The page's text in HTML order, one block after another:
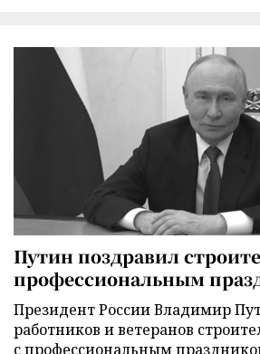
Путин поздравил
профессиональным
Президент России Владимир
работников и ветеранов
с профессиональным